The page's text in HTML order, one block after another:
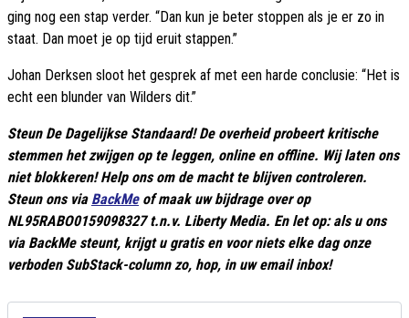
ging nog een stap verder. “Dan kun je beter stoppen als je er zo in
staat. Dan moet je op tijd eruit stappen.”
Johan Derksen sloot het gesprek af met een harde conclusie: “Het is
echt een blunder van Wilders dit.”
Steun De Dagelijkse Standaard! De overheid probeert kritische
stemmen het zwijgen op te leggen, online en offline. Wij laten ons
niet blokkeren! Help ons om de macht te blijven controleren.
Steun ons via BackMeof maak uw bijdrage over op
NL95RABO0159098327 t.n.v. Liberty Media. En let op: als u ons
via BackMe steunt, krijgt u gratis en voor niets elke dag onze
verboden SubStack-column zo, hop, in uw email inbox!